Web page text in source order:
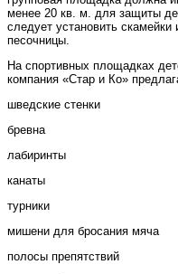
менее 20 кв. м. для защиты
следует установить
песочницы.
На спортивных площадках
компания «Стар и Ко»
шведские стенки
бревна
лабиринты
канаты
турники
мишени для бросания мяча
полосы препятствий